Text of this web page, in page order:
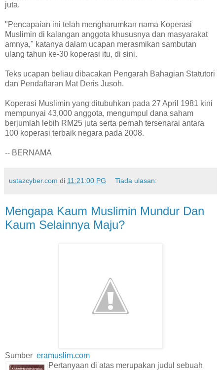
juta.
"Pencapaian ini telah mengharumkan nama Koperasi
Muslimin di kalangan anggota khususnya dan masyarakat
amnya," katanya dalam ucapan merasmikan sambutan
ulang tahun ke-30 koperasi itu, di sini.
Teks ucapan beliau dibacakan Pengarah Bahagian Statutori
dan Pendaftaran Mat Deris Jusoh.
Koperasi Muslimin yang ditubuhkan pada 27 April 1981 kini
mempunyai 43,000 anggota, mengumpul dana saham
berjumlah lebih RM25 juta serta pernah tersenarai antara
100 koperasi terbaik negara pada 2008.
-- BERNAMA
ustazcyber.com di 11:21:00 PG Tiada ulasan:
Mengapa Kaum Muslimin Mundur Dan
Kaum Selainnya Maju?
Sumber eramuslim.com
Pertanyaan di atas merupakan judul sebuah